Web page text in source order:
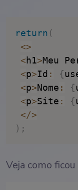
return (
<>
<h1>Meu
<p>Id : {
<p>Nome : {
<p>Site : {
</>
) ;
Veja como